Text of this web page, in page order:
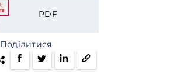
PDF
Поділитися